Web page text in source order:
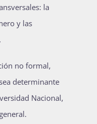
la
y las
no formal,
determinante
Nacional,